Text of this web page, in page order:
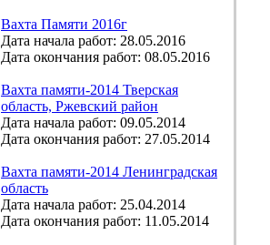
Вахта Памяти 2016г
Дата начала работ: 28.05.2016
Дата окончания работ: 08.05.2016
Вахта памяти-2014 Тверская
область, Ржевский район
Дата начала работ: 09.05.2014
Дата окончания работ: 27.05.2014
Вахта памяти-2014 Ленинградская
область
Дата начала работ: 25.04.2014
Дата окончания работ: 11.05.2014